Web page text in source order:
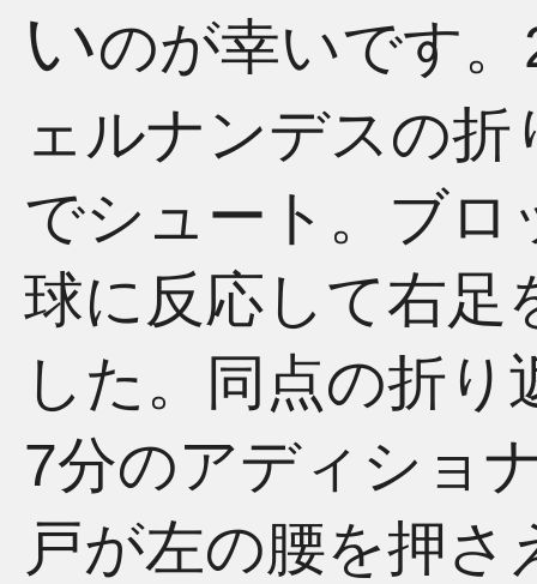
いのが幸いです
ェルナンデスの
でシュート。ブ
球に反応して右足
した。同点の折
7分のアディショ
戸が左の腰を押